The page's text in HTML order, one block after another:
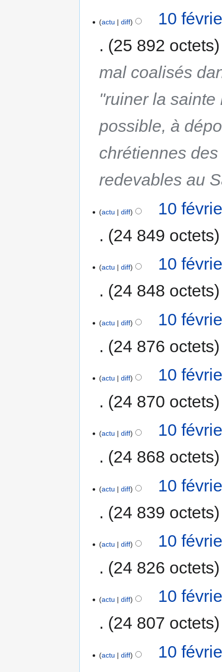
actu diff
10
25 892 octets
mal coalisés
"ruiner la sainte
possible, à
chrétiennes
redevables au
actu diff
10
24 849 octets
actu diff
10
24 848 octets
actu diff
10
24 876 octets
actu diff
10
24 870 octets
actu diff
10
24 868 octets
actu diff
10
24 839 octets
actu diff
10
24 826 octets
actu diff
10
24 807 octets
actu diff
10